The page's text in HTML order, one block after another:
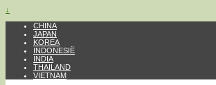
↓
CHINA
JAPAN
KOREA
INDONESIË
INDIA
THAILAND
VIETNAM